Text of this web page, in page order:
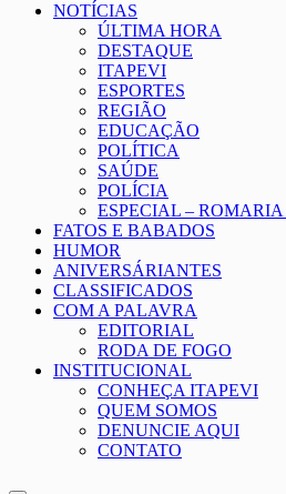
NOTÍCIAS
ÚLTIMA HORA
DESTAQUE
ITAPEVI
ESPORTES
REGIÃO
EDUCAÇÃO
POLÍTICA
SAÚDE
POLÍCIA
ESPECIAL – ROMARIA
FATOS E BABADOS
HUMOR
ANIVERSÁRIANTES
CLASSIFICADOS
COM A PALAVRA
EDITORIAL
RODA DE FOGO
INSTITUCIONAL
CONHEÇA ITAPEVI
QUEM SOMOS
DENUNCIE AQUI
CONTATO